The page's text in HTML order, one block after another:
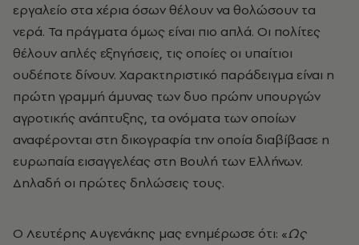
εργαλείο στα χέρια όσων θέλουν να θολώσουν τα
νερά. Τα πράγματα όμως είναι πιο απλά. Οι πολίτες
θέλουν απλές εξηγήσεις, τις οποίες οι υπαίτιοι
ουδέποτε δίνουν. Χαρακτηριστικό παράδειγμα είναι η
πρώτη γραμμή άμυνας των δυο πρώην υπουργών
αγροτικής ανάπτυξης, τα ονόματα των οποίων
αναφέρονται στη δικογραφία την οποία διαβίβασε η
ευρωπαία εισαγγελέας στη Βουλή των Ελλήνων.
Δηλαδή οι πρώτες δηλώσεις τους.
Ο Λευτέρης Αυγενάκης μας ενημέρωσε ότι: «Ως